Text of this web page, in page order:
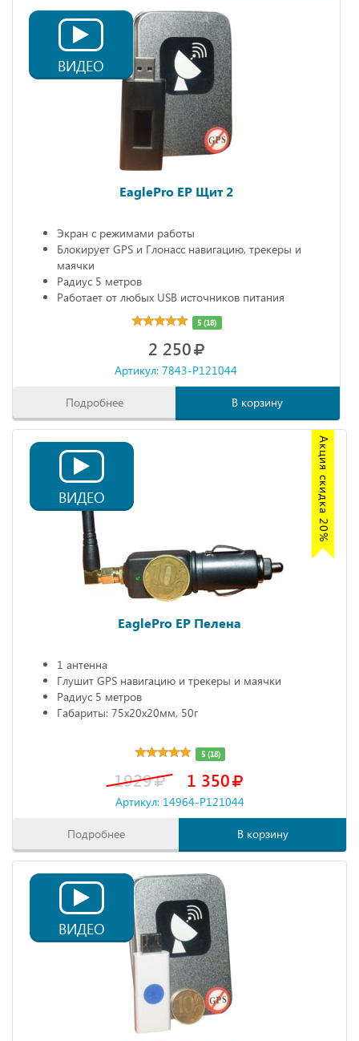
ВИДЕО
EaglePro EP Щит 2
Экран с режимами работы
Блокирует GPS и Глонасс навигацию, трекеры и
маячки
Радиус 5 метров
Работает от любых USB источников питания
Габариты: 68х20х10 мм
5 (18)
2 250
Артикул: 7843-P121044
Подробнее В корзину
Акция скидка 20%
ВИДЕО
EaglePro EP Пелена
1 антенна
Глушит GPS навигацию и трекеры и маячки
Радиус 5 метров
Габариты: 75х20х20мм, 50г
5 (18)
1929 1 350
Артикул: 14964-P121044
Подробнее В корзину
ВИДЕО